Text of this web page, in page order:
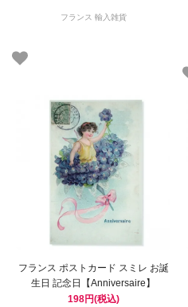
フランス 輸入雑貨
フランス ポストカード スミレ お誕
生日 記念日【Anniversaire】
198円(税込)